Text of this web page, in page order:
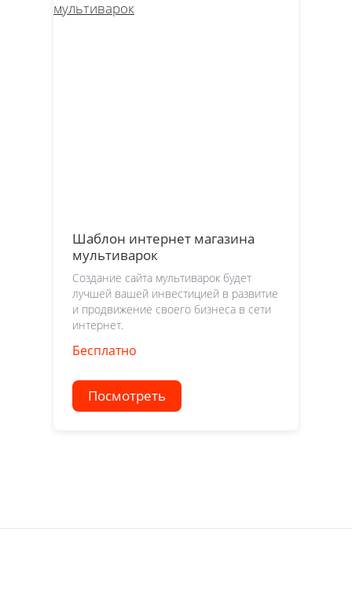
Шаблон интернет магазина
мультиварок
Создание сайта мультиварок будет
лучшей вашей инвестицией в развитие
и продвижение своего бизнеса в сети
интернет.
Бесплатно
Посмотреть